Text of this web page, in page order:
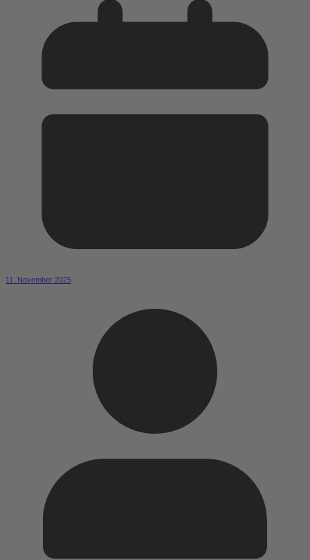
11. November 2025